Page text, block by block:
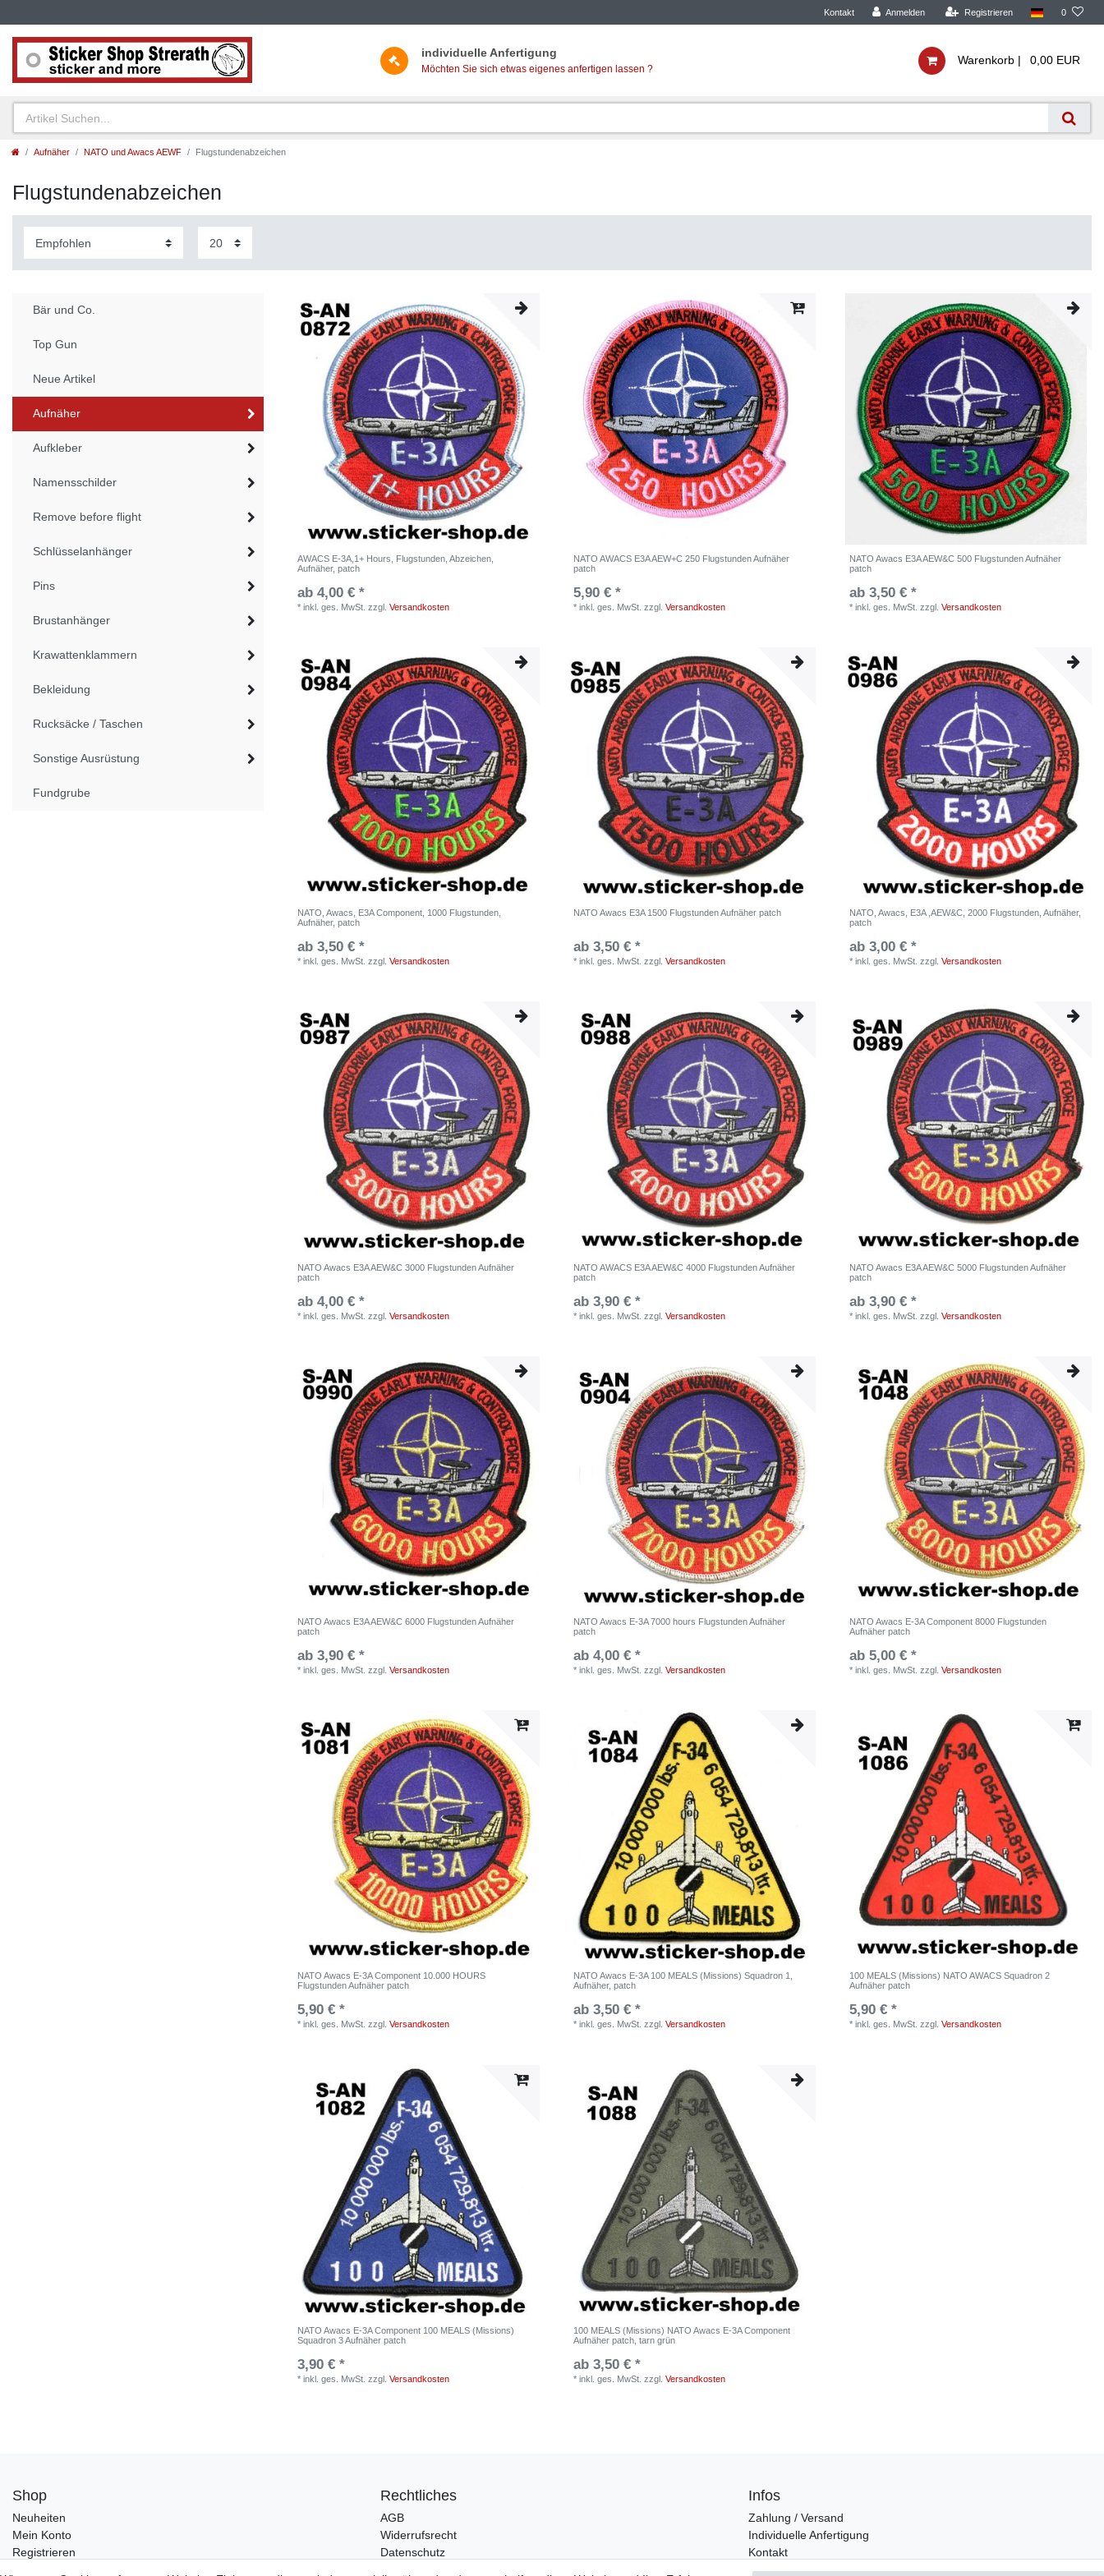
Kontakt Anmelden Registrieren 0
individuelle Anfertigung
Möchten Sie sich etwas eigenes anfertigen lassen ?
Warenkorb | 0,00 EUR
Aufnäher NATO und Awacs AEWF Flugstundenabzeichen
Flugstundenabzeichen
Bär und Co.
Top Gun
Neue Artikel
Aufnäher
Aufkleber
Namensschilder
Remove before flight
Schlüsselanhänger
Pins
Brustanhänger
Krawattenklammern
Bekleidung
Rucksäcke / Taschen
Sonstige Ausrüstung
Fundgrube
AWACS E-3A,1+ Hours, Flugstunden, Abzeichen,
Aufnäher, patch
ab 4,00 € *
*inkl. ges. MwSt. zzgl.Versandkosten
NATO AWACS E3A AEW+C 250 Flugstunden Aufnäher
patch
5,90 € *
*inkl. ges. MwSt. zzgl.Versandkosten
NATO Awacs E3A AEW&C 500 Flugstunden Aufnäher
patch
ab 3,50 € *
*inkl. ges. MwSt. zzgl.Versandkosten
NATO, Awacs, E3A Component, 1000 Flugstunden,
Aufnäher, patch
ab 3,50 € *
*inkl. ges. MwSt. zzgl.Versandkosten
NATO Awacs E3A 1500 Flugstunden Aufnäher patch
ab 3,50 € *
*inkl. ges. MwSt. zzgl.Versandkosten
NATO, Awacs, E3A ,AEW&C, 2000 Flugstunden, Aufnäher,
patch
ab 3,00 € *
*inkl. ges. MwSt. zzgl.Versandkosten
NATO Awacs E3A AEW&C 3000 Flugstunden Aufnäher
patch
ab 4,00 € *
*inkl. ges. MwSt. zzgl.Versandkosten
NATO AWACS E3A AEW&C 4000 Flugstunden Aufnäher
patch
ab 3,90 € *
*inkl. ges. MwSt. zzgl.Versandkosten
NATO Awacs E3A AEW&C 5000 Flugstunden Aufnäher
patch
ab 3,90 € *
*inkl. ges. MwSt. zzgl.Versandkosten
NATO Awacs E3A AEW&C 6000 Flugstunden Aufnäher
patch
ab 3,90 € *
*inkl. ges. MwSt. zzgl.Versandkosten
NATO Awacs E-3A 7000 hours Flugstunden Aufnäher
patch
ab 4,00 € *
*inkl. ges. MwSt. zzgl.Versandkosten
NATO Awacs E-3A Component 8000 Flugstunden
Aufnäher patch
ab 5,00 € *
*inkl. ges. MwSt. zzgl.Versandkosten
NATO Awacs E-3A Component 10.000 HOURS
Flugstunden Aufnäher patch
5,90 € *
*inkl. ges. MwSt. zzgl.Versandkosten
NATO Awacs E-3A 100 MEALS (Missions) Squadron 1,
Aufnäher, patch
ab 3,50 € *
*inkl. ges. MwSt. zzgl.Versandkosten
100 MEALS (Missions) NATO AWACS Squadron 2
Aufnäher patch
5,90 € *
*inkl. ges. MwSt. zzgl.Versandkosten
NATO Awacs E-3A Component 100 MEALS (Missions)
Squadron 3 Aufnäher patch
3,90 € *
*inkl. ges. MwSt. zzgl.Versandkosten
100 MEALS (Missions) NATO Awacs E-3A Component
Aufnäher patch, tarn grün
ab 3,50 € *
*inkl. ges. MwSt. zzgl.Versandkosten
Shop
Neuheiten
Mein Konto
Registrieren
Rechtliches
AGB
Widerrufsrecht
Datenschutz
Infos
Zahlung / Versand
Individuelle Anfertigung
Kontakt